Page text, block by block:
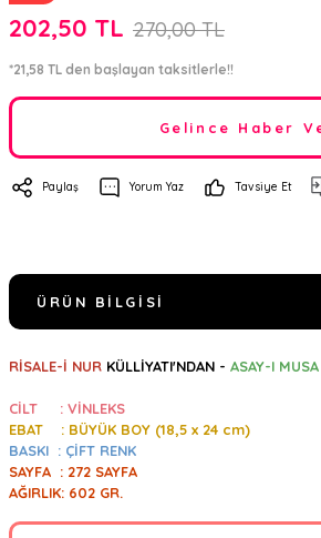
202,50 TL 270,00 TL
*21,58 TL den başlayan taksitlerle!!
Gelince Haber
Paylaş Yorum Yaz Tavsiye Et
ÜRÜN BILGISI
RİSALE-İ NUR KÜLLİYATI'NDAN - ASAY-I MUSA
CİLT : VİNLEKS
EBAT : BÜYÜK BOY (18,5 x 24 cm)
BASKI : ÇİFT RENK
SAYFA : 272 SAYFA
AĞIRLIK: 602 GR.